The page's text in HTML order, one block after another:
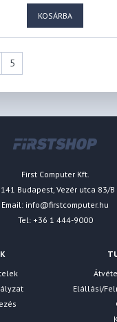
KOSÁRBA
5
First Computer Kft.
Budapest, Vezér utca 83/B
Email: info@firstcomputer.hu
Tel: +36 1 444-9000
Elállási/